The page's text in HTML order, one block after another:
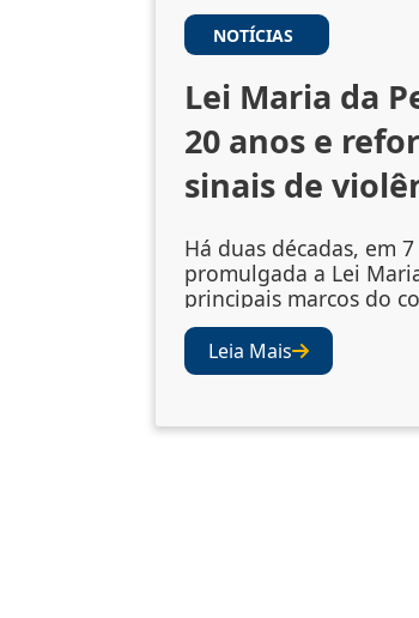
NOTÍCIAS
Lei Maria da
20 anos e
sinais de
Há duas décadas, em
promulgada a Lei
principais marcos do
gênero no Brasil. A
mecanismos de
vítimas e punição dos
para a importância de
Leia Mais